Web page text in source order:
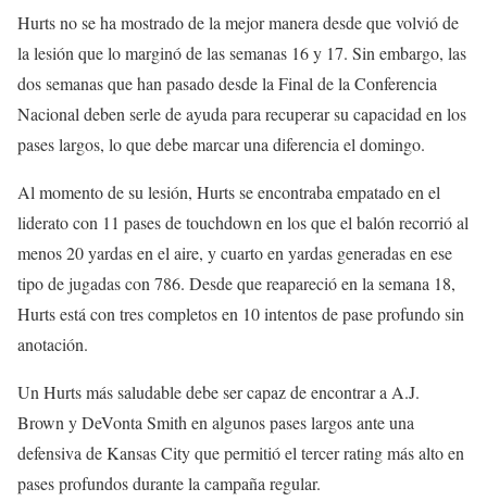
Hurts no se ha mostrado de la mejor manera desde que volvió de
la lesión que lo marginó de las semanas 16 y 17. Sin embargo, las
dos semanas que han pasado desde la Final de la Conferencia
Nacional deben serle de ayuda para recuperar su capacidad en los
pases largos, lo que debe marcar una diferencia el domingo.
Al momento de su lesión, Hurts se encontraba empatado en el
liderato con 11 pases de touchdown en los que el balón recorrió al
menos 20 yardas en el aire, y cuarto en yardas generadas en ese
tipo de jugadas con 786. Desde que reapareció en la semana 18,
Hurts está con tres completos en 10 intentos de pase profundo sin
anotación.
Un Hurts más saludable debe ser capaz de encontrar a A.J.
Brown y DeVonta Smith en algunos pases largos ante una
defensiva de Kansas City que permitió el tercer rating más alto en
pases profundos durante la campaña regular.